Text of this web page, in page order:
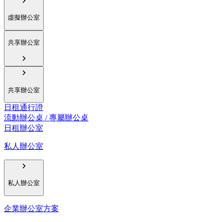
虛擬辦公室
共享辦公室
共享辦公室
日租通行證
流動辦公桌 / 專屬辦公桌
日租辦公室
私人辦公室
私人辦公室
企業辦公室方案